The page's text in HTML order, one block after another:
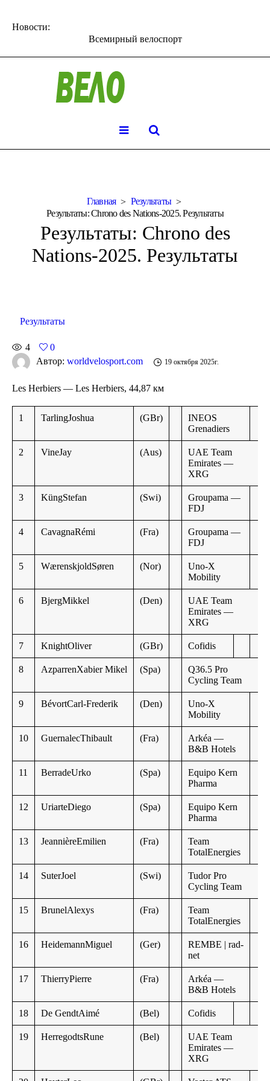
Новости:
Всемирный велоспорт
Главная
Результаты
Результаты: Chrono des Nations-2025. Результаты
Результаты: Chrono des
Nations-2025. Результаты
Результаты
4
0
Автор: worldvelosport.com 19 октября 2025г.
Les Herbiers — Les Herbiers, 44,87 км
1 TarlingJoshua (GBr)
INEOS
Grenadiers
2 VineJay (Aus)
UAE Team
Emirates —
XRG
3 KüngStefan (Swi)
Groupama —
FDJ
4 CavagnaRémi (Fra)
Groupama —
FDJ
5 WærenskjoldSøren (Nor)
Uno-X
Mobility
6 BjergMikkel (Den)
UAE Team
Emirates —
XRG
7 KnightOliver (GBr) Cofidis
8 AzparrenXabier Mikel (Spa)
Q36.5 Pro
Cycling Team
9 BévortCarl-Frederik (Den)
Uno-X
Mobility
10 GuernalecThibault (Fra)
Arkéa —
B&B Hotels
11 BerradeUrko (Spa)
Equipo Kern
Pharma
12 UriarteDiego (Spa)
Equipo Kern
Pharma
13 JeannièreEmilien (Fra)
Team
TotalEnergies
14 SuterJoel (Swi)
Tudor Pro
Cycling Team
15 BrunelAlexys (Fra)
Team
TotalEnergies
16 HeidemannMiguel (Ger)
REMBE | rad-
net
17 ThierryPierre (Fra)
Arkéa —
B&B Hotels
18 De GendtAimé (Bel) Cofidis
19 HerregodtsRune (Bel)
UAE Team
Emirates —
XRG